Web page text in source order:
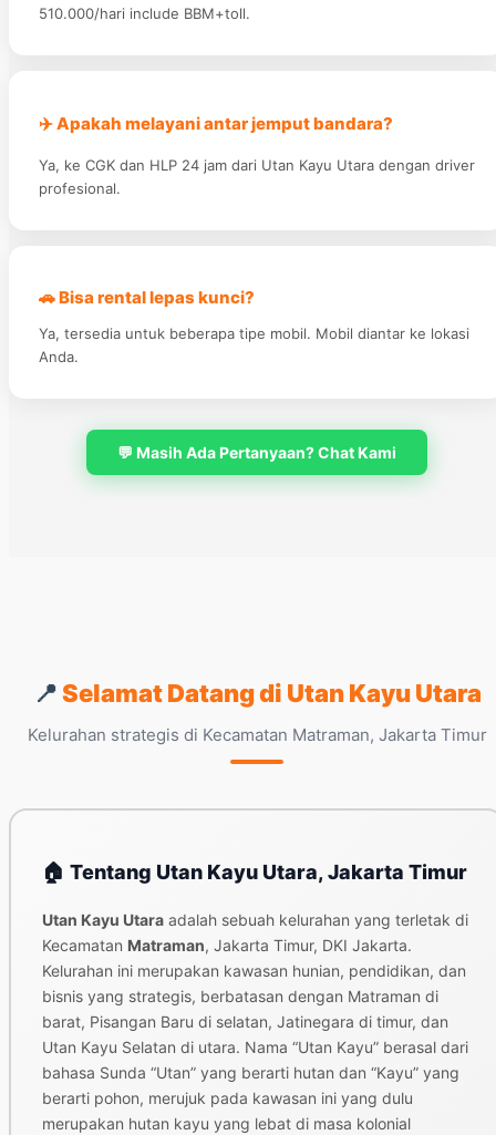
510.000/hari include BBM+toll.
✈️ Apakah melayani antar jemput bandara?
Ya, ke CGK dan HLP 24 jam dari Utan Kayu Utara dengan driver
profesional.
🚗 Bisa rental lepas kunci?
Ya, tersedia untuk beberapa tipe mobil. Mobil diantar ke lokasi
Anda.
💬 Masih Ada Pertanyaan? Chat Kami
📍Selamat Datang di Utan Kayu Utara
Kelurahan strategis di Kecamatan Matraman, Jakarta Timur
🏠 Tentang Utan Kayu Utara, Jakarta Timur
Utan Kayu Utaraadalah sebuah kelurahan yang terletak di
Kecamatan Matraman, Jakarta Timur, DKI Jakarta.
Kelurahan ini merupakan kawasan hunian, pendidikan, dan
bisnis yang strategis, berbatasan dengan Matraman di
barat, Pisangan Baru di selatan, Jatinegara di timur, dan
Utan Kayu Selatan di utara. Nama “Utan Kayu” berasal dari
bahasa Sunda “Utan” yang berarti hutan dan “Kayu” yang
berarti pohon, merujuk pada kawasan ini yang dulu
merupakan hutan kayu yang lebat di masa kolonial